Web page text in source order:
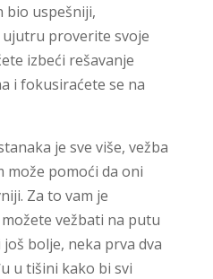
bio uspešniji,
ujutru proverite svoje
izbeći rešavanje
i fokusiraćete se na
je sve više, vežba
može pomoći da oni
Za to vam je
vežbati na putu
bolje, neka prva dva
u tišini kako bi svi